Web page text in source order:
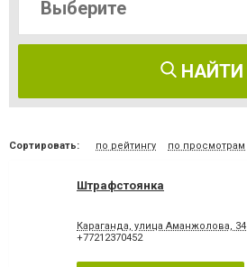
НАЙТИ
Сортировать: по рейтингу по просмотрам
Штрафстоянка
Караганда, улица Аманжолова, 34
+77212370452